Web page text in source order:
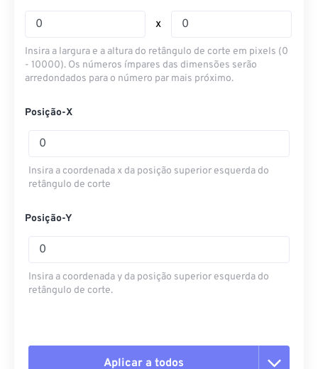
x
Insira a largura e a altura do retângulo de corte em pixels (0
- 10000). Os números ímpares das dimensões serão
arredondados para o número par mais próximo.
Posição-X
Insira a coordenada x da posição superior esquerda do
retângulo de corte
Posição-Y
Insira a coordenada y da posição superior esquerda do
retângulo de corte.
Aplicar a todos